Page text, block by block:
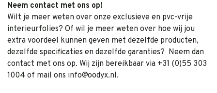
Neem contact met ons op!
Wilt je meer weten over onze exclusieve en pvc-vrije
interieurfolies? Of wil je meer weten over hoe wij jou
extra voordeel kunnen geven met dezelfde producten,
dezelfde specificaties en dezelfde garanties? Neem dan
contact met ons op. Wij zijn bereikbaar via +31 (0)55 303
1004 of mail ons info@oodyx.nl.